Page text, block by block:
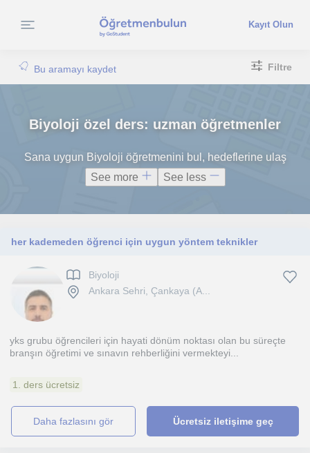
Kayıt Olun
Bu aramayı kaydet Filtre
Biyoloji özel ders: uzman öğretmenler
Sana uygun Biyoloji öğretmenini bul, hedeflerine ulaş
See more
See less
her kademeden öğrenci için uygun yöntem teknikler
Biyoloji
Ankara Sehri, Çankaya (A...
yks grubu öğrencileri için hayati dönüm noktası olan bu süreçte
branşın öğretimi ve sınavın rehberliğini vermekteyi...
1. ders ücretsiz
daha fazlasını gör Ücretsiz iletişime geç